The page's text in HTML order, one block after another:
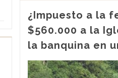
¿Impuesto a la
$560.000 a la
la banquina en